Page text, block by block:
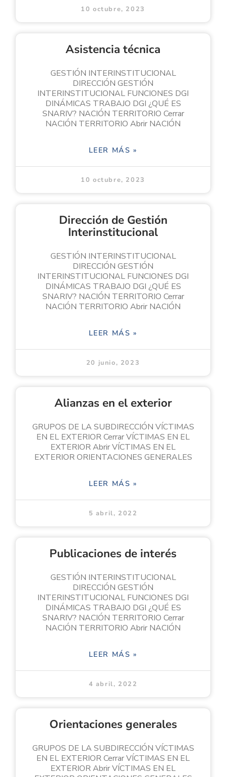
10 octubre, 2023
Asistencia técnica
GESTIÓN INTERINSTITUCIONAL
DIRECCIÓN GESTIÓN
INTERINSTITUCIONAL FUNCIONES DGI
DINÁMICAS TRABAJO DGI ¿QUÉ ES
SNARIV? NACIÓN TERRITORIO Cerrar
NACIÓN TERRITORIO Abrir NACIÓN
LEER MÁS »
10 octubre, 2023
Dirección de Gestión
Interinstitucional
GESTIÓN INTERINSTITUCIONAL
DIRECCIÓN GESTIÓN
INTERINSTITUCIONAL FUNCIONES DGI
DINÁMICAS TRABAJO DGI ¿QUÉ ES
SNARIV? NACIÓN TERRITORIO Cerrar
NACIÓN TERRITORIO Abrir NACIÓN
LEER MÁS »
20 junio, 2023
Alianzas en el exterior
GRUPOS DE LA SUBDIRECCIÓN VÍCTIMAS
EN EL EXTERIOR Cerrar VÍCTIMAS EN EL
EXTERIOR Abrir VÍCTIMAS EN EL
EXTERIOR ORIENTACIONES GENERALES
LEER MÁS »
5 abril, 2022
Publicaciones de interés
GESTIÓN INTERINSTITUCIONAL
DIRECCIÓN GESTIÓN
INTERINSTITUCIONAL FUNCIONES DGI
DINÁMICAS TRABAJO DGI ¿QUÉ ES
SNARIV? NACIÓN TERRITORIO Cerrar
NACIÓN TERRITORIO Abrir NACIÓN
LEER MÁS »
4 abril, 2022
Orientaciones generales
GRUPOS DE LA SUBDIRECCIÓN VÍCTIMAS
EN EL EXTERIOR Cerrar VÍCTIMAS EN EL
EXTERIOR Abrir VÍCTIMAS EN EL